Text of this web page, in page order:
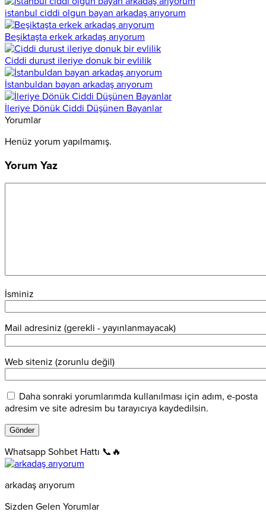
istanbul ciddi olgun bayan arkadaş arıyorum
Beşiktaşta erkek arkadaş arıyorum
Ciddi durust ileriye donuk bir evlilik
İstanbuldan bayan arkadaş arıyorum
İleriye Dönük Ciddi Düşünen Bayanlar
Yorumlar
Henüz yorum yapılmamış.
Yorum Yaz
İsminiz
Mail adresiniz (gerekli - yayınlanmayacak)
Web siteniz (zorunlu değil)
Daha sonraki yorumlarımda kullanılması için adım, e-posta
adresim ve site adresim bu tarayıcıya kaydedilsin.
Whatsapp Sohbet Hattı 📞🔥
arkadaş arıyorum
Sizden Gelen Yorumlar